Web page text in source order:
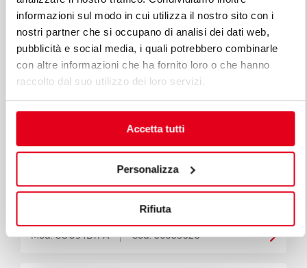
informazioni sul modo in cui utilizza il nostro sito con i
nostri partner che si occupano di analisi dei dati web,
pubblicità e social media, i quali potrebbero combinarle
con altre informazioni che ha fornito loro o che hanno
raccolto dal suo utilizzo dei loro servizi.
Accetta tutti
Personalizza
Rifiuta
MESA REFRIGERADA 940 -18-22°C PA
Mesas
Mod. COU94BTPA Cód. 06605020